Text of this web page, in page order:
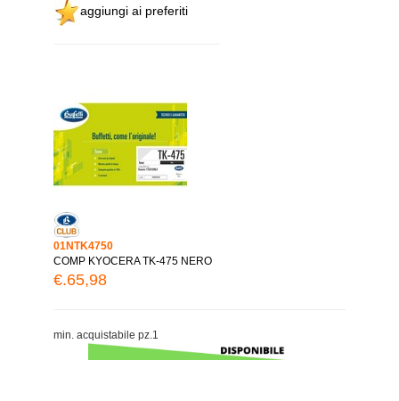
aggiungi ai preferiti
01NTK4750
COMP KYOCERA TK-475 NERO
€.65,98
min. acquistabile pz.1